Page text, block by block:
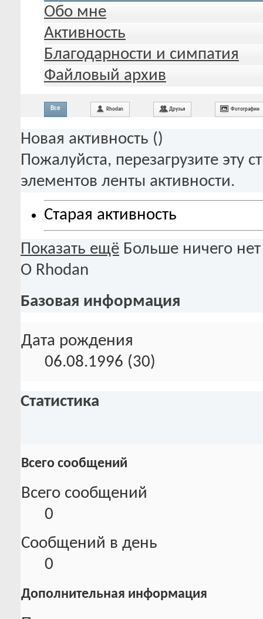
Обо мне
Активность
Благодарности и симпатия
Файловый архив
Все Rhodan Друзья Фотографии
Новая активность ()
Пожалуйста, перезагрузите эту
элементов ленты активности.
Старая активность
Показать ещё Больше ничего нет
О Rhodan
Базовая информация
Дата рождения
06.08.1996 (30)
Статистика
Всего сообщений
Всего сообщений
0
Сообщений в день
0
Дополнительная информация